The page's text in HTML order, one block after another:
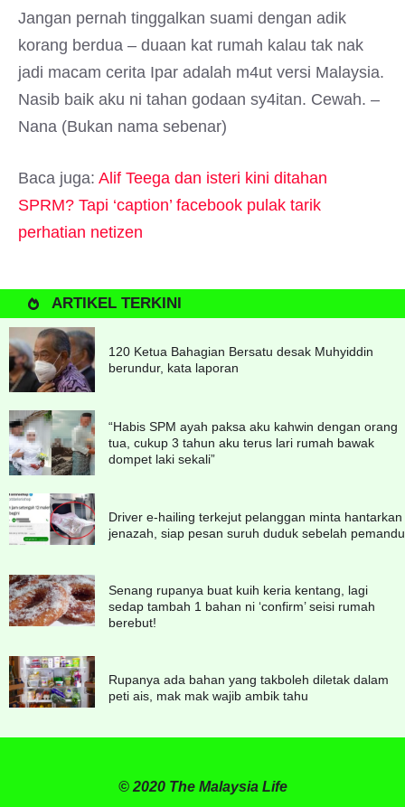
Jangan pernah tinggalkan suami dengan adik
korang berdua – duaan kat rumah kalau tak nak
jadi macam cerita Ipar adalah m4ut versi Malaysia.
Nasib baik aku ni tahan godaan sy4itan. Cewah. –
Nana (Bukan nama sebenar)
Baca juga: Alif Teega dan isteri kini ditahan
SPRM? Tapi ‘caption’ facebook pulak tarik
perhatian netizen
ARTIKEL TERKINI
120 Ketua Bahagian Bersatu desak Muhyiddin
berundur, kata laporan
“Habis SPM ayah paksa aku kahwin dengan orang
tua, cukup 3 tahun aku terus lari rumah bawak
dompet laki sekali”
Driver e-hailing terkejut pelanggan minta hantarkan
jenazah, siap pesan suruh duduk sebelah pemandu
Senang rupanya buat kuih keria kentang, lagi
sedap tambah 1 bahan ni ‘confirm’ seisi rumah
berebut!
Rupanya ada bahan yang takboleh diletak dalam
peti ais, mak mak wajib ambik tahu
© 2020 The Malaysia Life